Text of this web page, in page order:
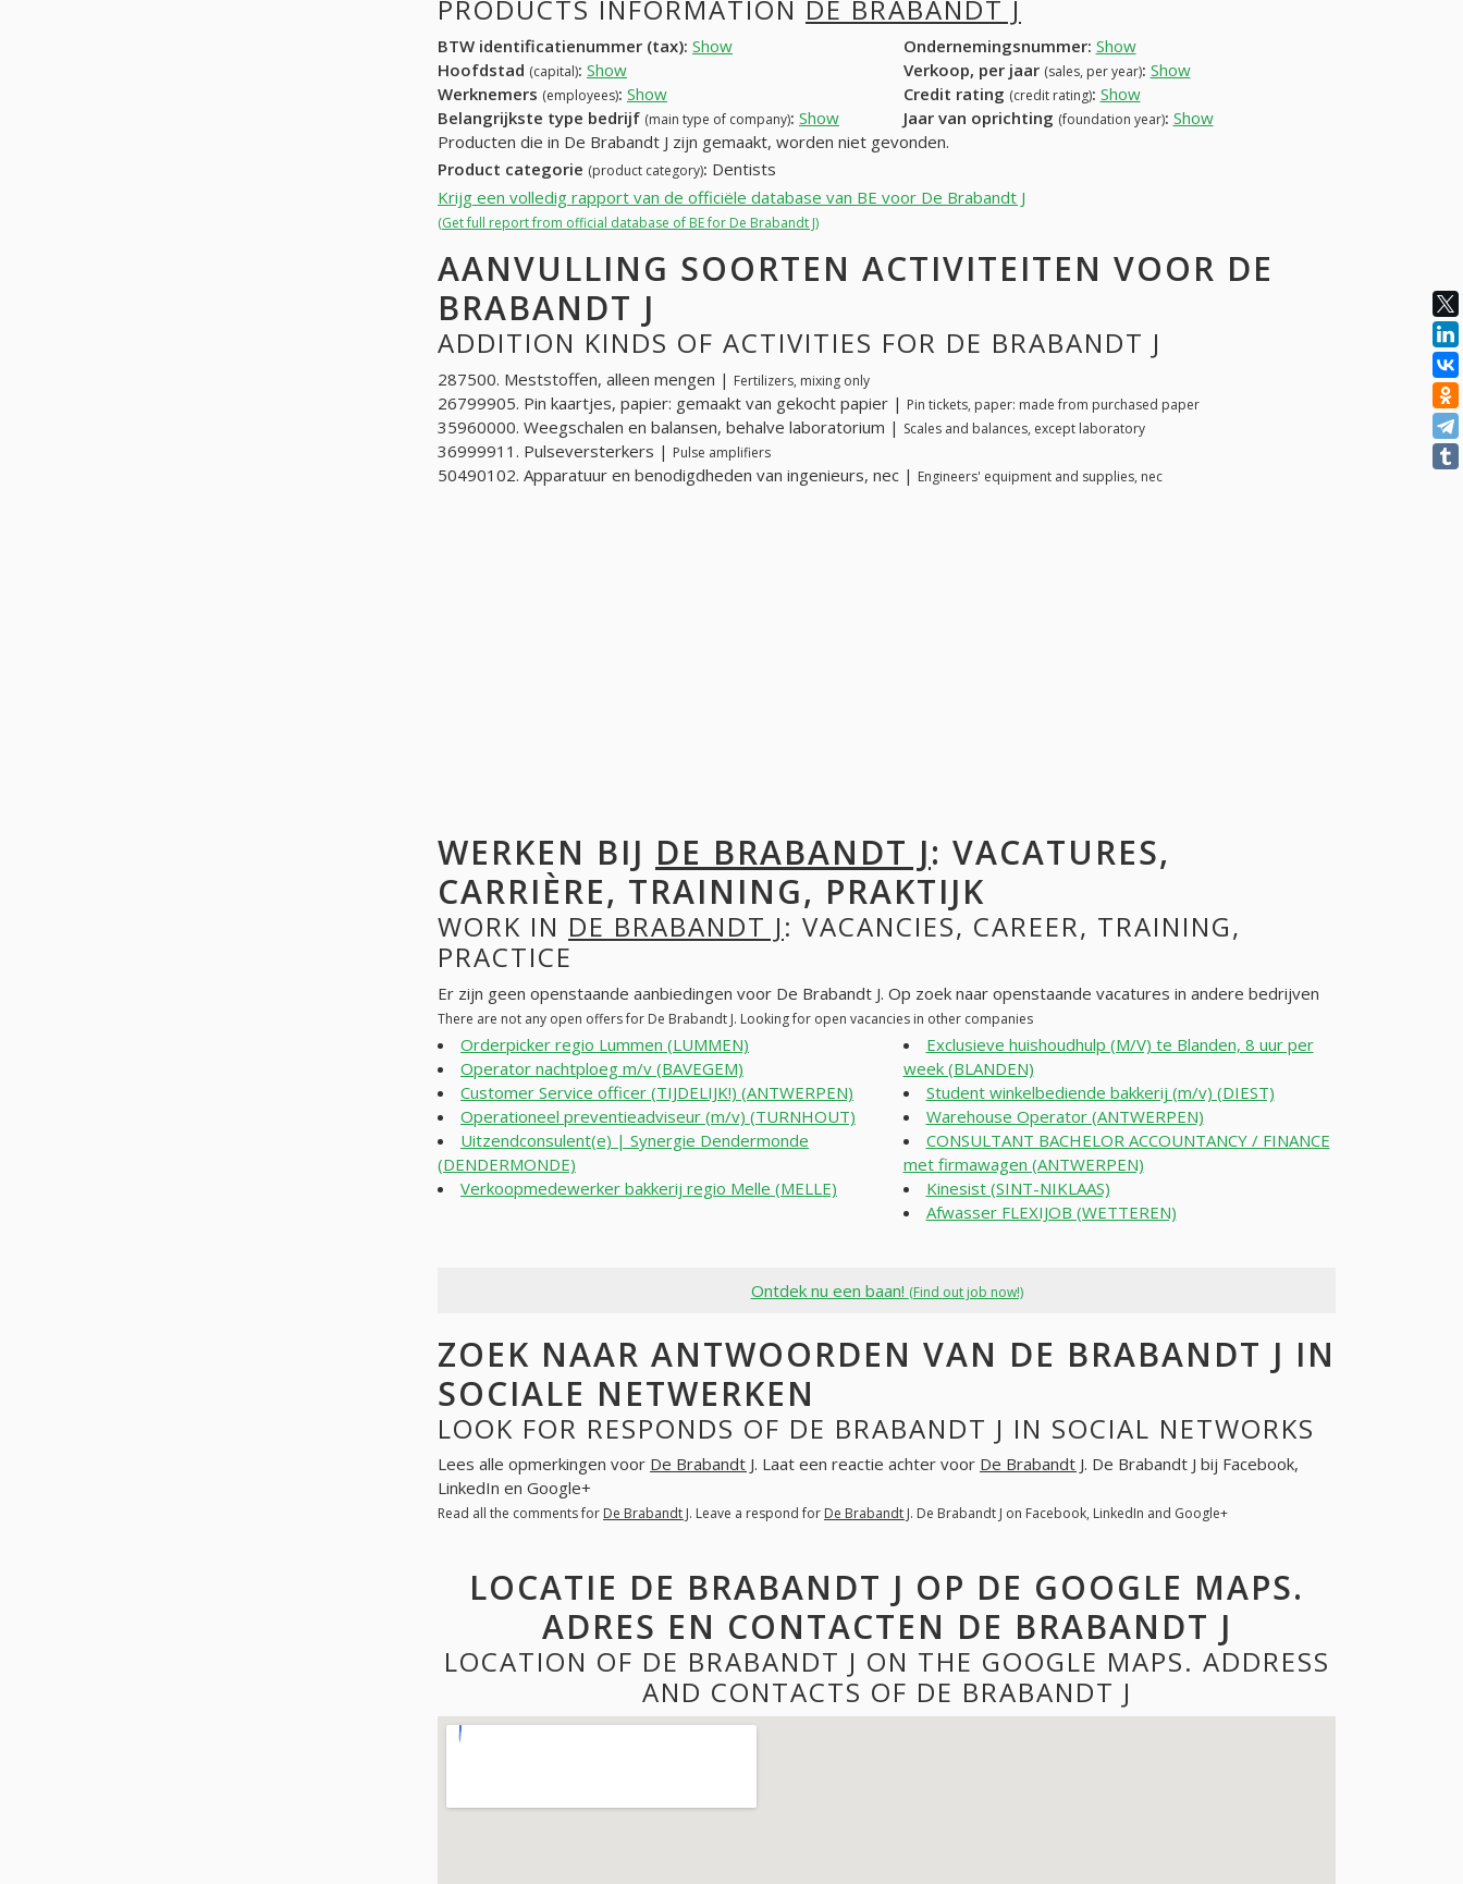
PRODUCTS INFORMATION DE BRABANDT J
BTW identificatienummer (tax): Show Ondernemingsnummer: Show
Hoofdstad (capital): Show Verkoop, per jaar (sales, per year): Show
Werknemers (employees): Show Credit rating (credit rating): Show
Belangrijkste type bedrijf (main type of company): Show Jaar van oprichting (foundation year): Show
Producten die in De Brabandt J zijn gemaakt, worden niet gevonden.
Product categorie (product category): Dentists
Krijg een volledig rapport van de officiële database van BE voor De Brabandt J
(Get full report from official database of BE for De Brabandt J)
AANVULLING SOORTEN ACTIVITEITEN VOOR DE
BRABANDT J
ADDITION KINDS OF ACTIVITIES FOR DE BRABANDT J
287500. Meststoffen, alleen mengen | Fertilizers, mixing only
26799905. Pin kaartjes, papier: gemaakt van gekocht papier | Pin tickets, paper: made from purchased paper
35960000. Weegschalen en balansen, behalve laboratorium | Scales and balances, except laboratory
36999911. Pulseversterkers | Pulse amplifiers
50490102. Apparatuur en benodigdheden van ingenieurs, nec | Engineers' equipment and supplies, nec
WERKEN BIJ DE BRABANDT J: VACATURES,
CARRIÈRE, TRAINING, PRAKTIJK
WORK IN DE BRABANDT J: VACANCIES, CAREER, TRAINING,
PRACTICE
Er zijn geen openstaande aanbiedingen voor De Brabandt J. Op zoek naar openstaande vacatures in andere bedrijven
There are not any open offers for De Brabandt J. Looking for open vacancies in other companies
Orderpicker regio Lummen (LUMMEN)
Operator nachtploeg m/v (BAVEGEM)
Customer Service officer (TIJDELIJK!) (ANTWERPEN)
Operationeel preventieadviseur (m/v) (TURNHOUT)
Uitzendconsulent(e) | Synergie Dendermonde
(DENDERMONDE)
Verkoopmedewerker bakkerij regio Melle (MELLE)
Exclusieve huishoudhulp (M/V) te Blanden, 8 uur per
week (BLANDEN)
Student winkelbediende bakkerij (m/v) (DIEST)
Warehouse Operator (ANTWERPEN)
CONSULTANT BACHELOR ACCOUNTANCY / FINANCE
met firmawagen (ANTWERPEN)
Kinesist (SINT-NIKLAAS)
Afwasser FLEXIJOB (WETTEREN)
Ontdek nu een baan! (Find out job now!)
ZOEK NAAR ANTWOORDEN VAN DE BRABANDT J IN
SOCIALE NETWERKEN
LOOK FOR RESPONDS OF DE BRABANDT J IN SOCIAL NETWORKS
Lees alle opmerkingen voor De Brabandt J. Laat een reactie achter voor De Brabandt J. De Brabandt J bij Facebook,
LinkedIn en Google+
Read all the comments for De Brabandt J. Leave a respond for De Brabandt J. De Brabandt J on Facebook, LinkedIn and Google+
LOCATIE DE BRABANDT J OP DE GOOGLE MAPS.
ADRES EN CONTACTEN DE BRABANDT J
LOCATION OF DE BRABANDT J ON THE GOOGLE MAPS. ADDRESS
AND CONTACTS OF DE BRABANDT J